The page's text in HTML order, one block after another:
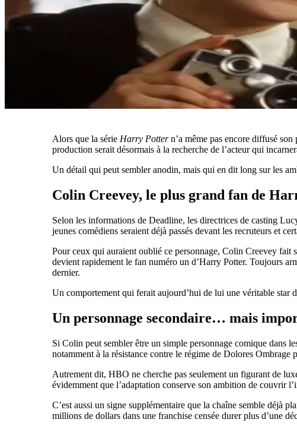
Alors que la série Harry Pottern’a même pas encore diffusé
production serait désormais à la recherche de l’acteur qui
Un détail qui peut sembler anodin, mais qui en dit long sur les
Colin Creevey, le plus grand fan de
Selon les informations de Deadline, les directrices de casting
jeunes comédiens seraient déjà passés devant les recruteurs et
Pour ceux qui auraient oublié ce personnage, Colin Creevey fait
devient rapidement le fan numéro un d’Harry Potter. Toujours
dernier.
Un comportement qui ferait aujourd’hui de lui une véritable star
Un personnage secondaire… mais
Si Colin peut sembler être un simple personnage comique dans
notamment à la résistance contre le régime de Dolores Ombrage
Autrement dit, HBO ne cherche pas seulement un figurant de
évidemment que l’adaptation conserve son ambition de couvrir
C’est aussi un signe supplémentaire que la chaîne semble déjà
millions de dollars dans une franchise censée durer plus d’une